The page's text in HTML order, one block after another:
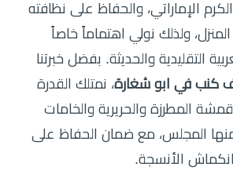
الإماراتي، والحفاظ على نظافته
ولذلك نولي اهتماماً خاصاً
التقليدية والحديثة. بفضل خبرتنا
كنب في ابو شغارة، نمتلك القدرة
المطرزة والحريرية والخامات
منها المجلس، مع ضمان الحفاظ على
انكماش الأنسجة.